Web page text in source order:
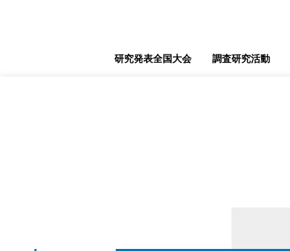
研究発表全国大会 調査研究活動